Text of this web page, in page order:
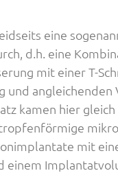
eine
d.h. eine
mit einer T-
und angleichenden
kamen hier
mit
einem